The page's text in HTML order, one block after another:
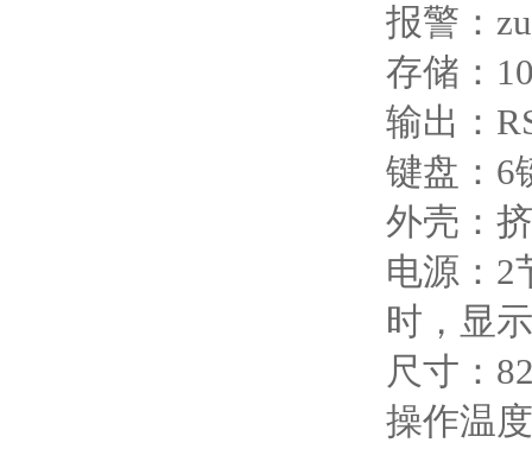
报警：
存储：
输出：
键盘：6
外壳：
电源：2
时，显
尺寸：
操作温